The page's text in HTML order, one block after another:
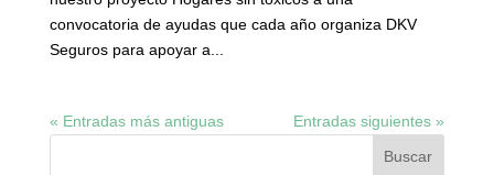
convocatoria de ayudas que cada año organiza DKV
Seguros para apoyar a...
« Entradas más antiguas Entradas siguientes »